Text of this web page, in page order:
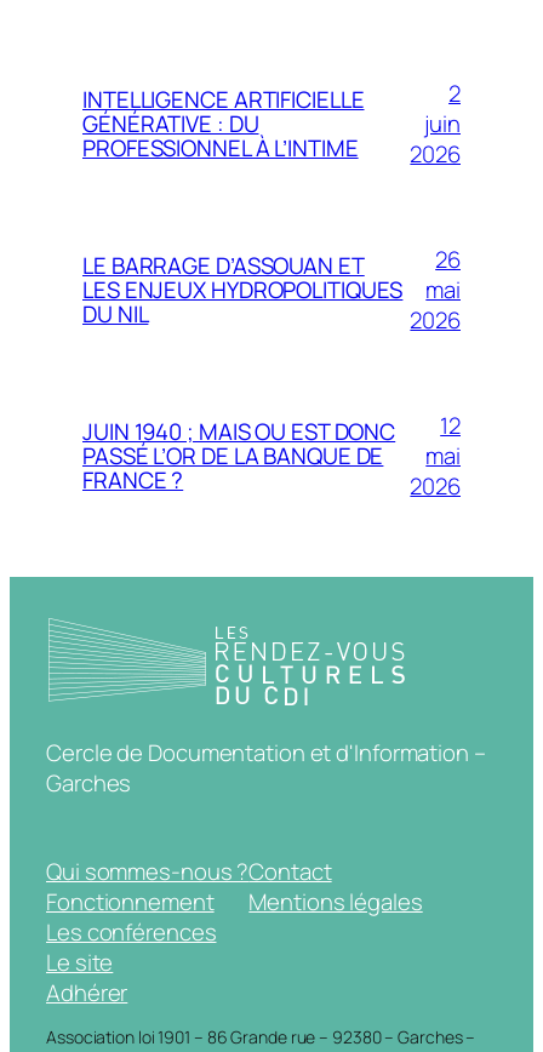
INTELLIGENCE ARTIFICIELLE
GÉNÉRATIVE : DU
PROFESSIONNEL À L’INTIME
2
juin
2026
LE BARRAGE D’ASSOUAN ET
LES ENJEUX HYDROPOLITIQUES
DU NIL
26
mai
2026
JUIN 1940 ; MAIS OU EST DONC
PASSÉ L’OR DE LA BANQUE DE
FRANCE ?
12
mai
2026
Cercle de Documentation et d'Information –
Garches
Qui sommes-nous ?
Fonctionnement
Les conférences
Le site
Adhérer
Contact
Mentions légales
Association loi 1901 – 86 Grande rue – 92380 – Garches –